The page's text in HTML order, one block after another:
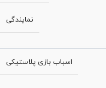
نمایندگی
اسباب بازی پلاستیکی